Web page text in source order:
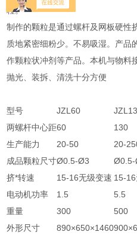
粒。
制作的颗粒是通过螺杆及网板硬性
质地紧密细粉少。不易吸湿。产品
作颗粒状冲剂等产品。本机与物料
抛光、装拆、清洗十分方便
型号 JZL60
两螺杆中心距60
130
生产能力
20-50
20-
成品颗粒尺寸Ø0.5-Ø3
Ø0.5-
挤*转速
15-16无级变速 15-
电动机功率
1.5
5.5
重量
300
500
外形尺寸
890×650×1460